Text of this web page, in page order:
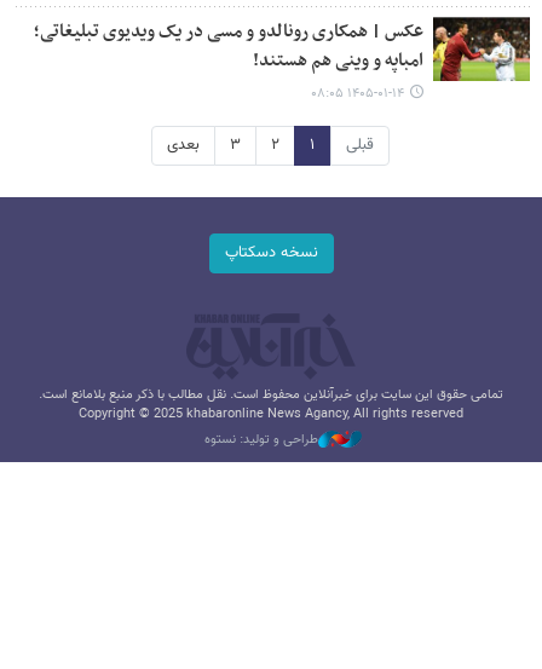
عکس | همکاری رونالدو و مسی در یک ویدیوی تبلیغاتی؛
امباپه و وینی هم هستند!
۱۴۰۵-۰۱-۱۴ ۰۸:۰۵
قبلی ۱ ۲ ۳ بعدی
نسخه دسکتاپ
تمامی حقوق این سایت برای خبرآنلاین محفوظ است. نقل مطالب با ذکر منبع بلامانع است.
Copyright © 2025 khabaronline News Agancy, All rights reserved
طراحی و تولید: نستوه